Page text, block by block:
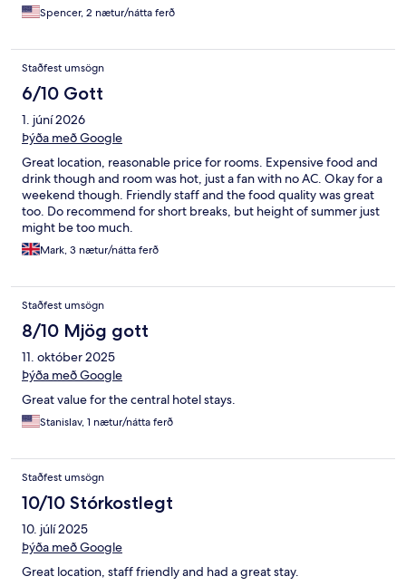
Spencer, 2 nætur/nátta ferð
Staðfest umsögn
6/10 Gott
1. júní 2026
Þýða með Google
Great location, reasonable price for rooms. Expensive food and
drink though and room was hot, just a fan with no AC. Okay for a
weekend though. Friendly staff and the food quality was great
too. Do recommend for short breaks, but height of summer just
might be too much.
Mark, 3 nætur/nátta ferð
Staðfest umsögn
8/10 Mjög gott
11. október 2025
Þýða með Google
Great value for the central hotel stays.
Stanislav, 1 nætur/nátta ferð
Staðfest umsögn
10/10 Stórkostlegt
10. júlí 2025
Þýða með Google
Great location, staff friendly and had a great stay.